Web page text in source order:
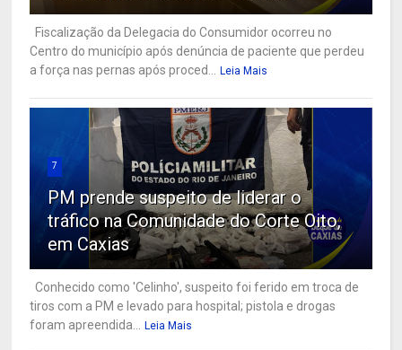
Fiscalização da Delegacia do Consumidor ocorreu no
Centro do município após denúncia de paciente que perdeu
a força nas pernas após proced...
Leia Mais
7
PM prende suspeito de liderar o
tráfico na Comunidade do Corte Oito,
em Caxias
Conhecido como 'Celinho', suspeito foi ferido em troca de
tiros com a PM e levado para hospital; pistola e drogas
foram apreendida...
Leia Mais